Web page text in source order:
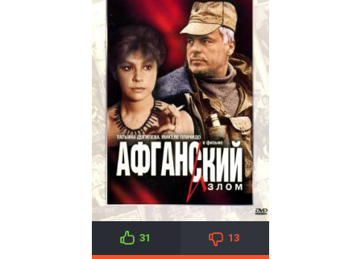
31 13